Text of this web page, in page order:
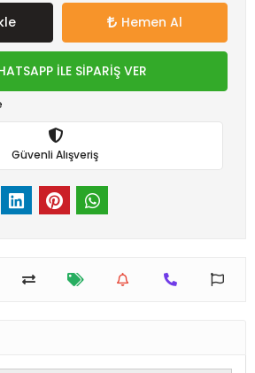
Hemen Al
İLE SİPARİŞ VER
Güvenli Alışveriş